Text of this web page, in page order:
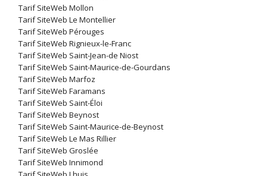
Tarif SiteWeb Mollon
Tarif SiteWeb Le Montellier
Tarif SiteWeb Pérouges
Tarif SiteWeb Rignieux-le-Franc
Tarif SiteWeb Saint-Jean-de Niost
Tarif SiteWeb Saint-Maurice-de-Gourdans
Tarif SiteWeb Marfoz
Tarif SiteWeb Faramans
Tarif SiteWeb Saint-Éloi
Tarif SiteWeb Beynost
Tarif SiteWeb Saint-Maurice-de-Beynost
Tarif SiteWeb Le Mas Rillier
Tarif SiteWeb Groslée
Tarif SiteWeb Innimond